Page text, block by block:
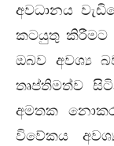
අවධානය
කටයුතු කිරීමට
ඔබව අවශ්‍ය
තෘප්තිමත්ව
අමතක
විවේකය